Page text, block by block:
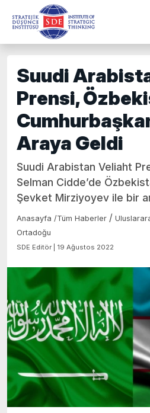
Suudi
Prensi,
Araya Geldi
Suudi Arabistan Veliaht
Selman Cidde’de
Şevket Mirziyoyev ile bir
Anasayfa /Tüm Haberler /
Ortadoğu
SDE Editör | 19 Ağustos 2022